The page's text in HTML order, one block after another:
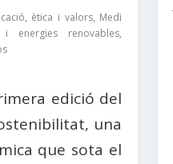
ètica i valors, Medi
i energies renovables,
edició del
una
que sota el